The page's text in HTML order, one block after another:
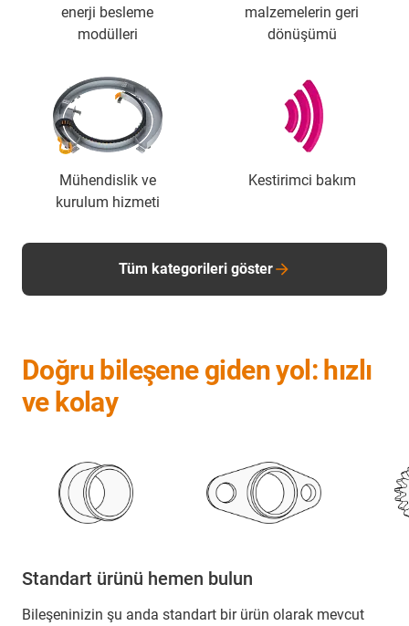
enerji besleme
modülleri
malzemelerin geri
dönüşümü
Mühendislik ve
kurulum hizmeti
Kestirimci bakım
Tüm kategorileri göster
Doğru bileşene giden yol: hızlı
ve kolay
Standart ürünü hemen bulun
Bileşeninizin şu anda standart bir ürün olarak mevcut